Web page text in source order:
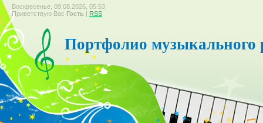
Воскресенье, 09.08.2026, 05:53
Приветствую Вас Гость | RSS
Портфолио музыкального